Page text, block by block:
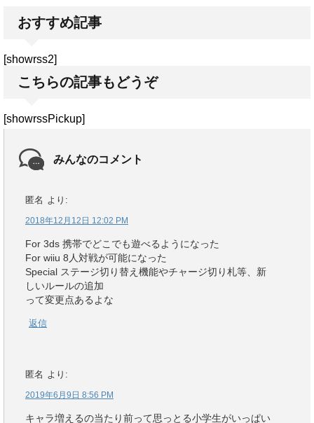
おすすめ記事
[showrss2]
こちらの記事もどうぞ
[showrssPickup]
みんなのコメント
匿名 より:
2018年12月12日 12:02 PM
For 3ds 携帯でどこでも遊べるようになった
For wiiu 8人対戦が可能になった
Special ステージ切り替え機能やチャージ切り札等、新
しいルールの追加
って変更点あるよな
返信
匿名 より:
2019年6月9日 8:56 PM
キャラ増えるの当たり前って思っとる小学生がいっぱい